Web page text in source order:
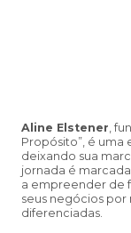
Aline Elstener ,
Propósito”, é
deixando sua
jornada é
a empreender de
seus negócios
diferenciadas.